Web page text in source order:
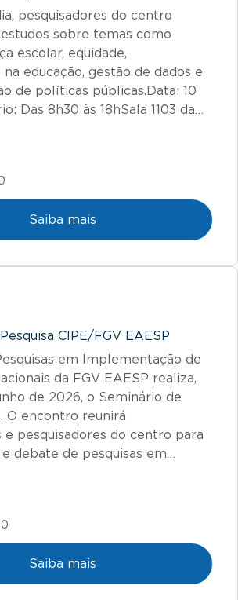
pesquisadores do centro
sobre temas como
escolar, equidade,
na educação, gestão de dados e
de políticas públicas.Data: 10
Das 8h30 às 18hSala 1103 da…
Saiba mais
CIPE/FGV EAESP
em Implementação de
da FGV EAESP realiza,
de 2026, o Seminário de
O encontro reunirá
e pesquisadores do centro para
debate de pesquisas em…
Saiba mais